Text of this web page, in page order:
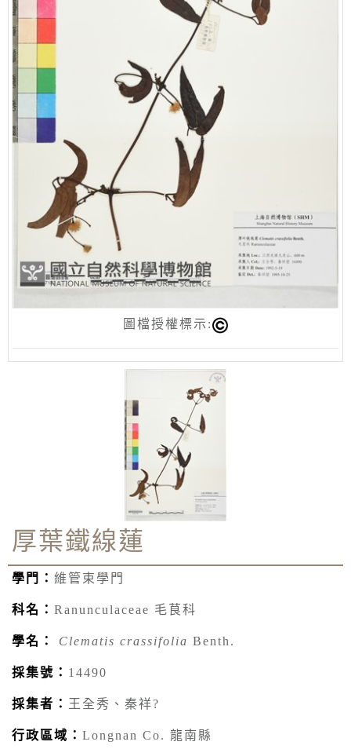
圖檔授權標示:
厚葉鐵線蓮
學門： 維管束學門
科名： Ranunculaceae 毛茛科
學名： Clematis crassifolia Benth.
採集號： 14490
採集者： 王全秀、秦祥?
行政區域： Longnan Co. 龍南縣